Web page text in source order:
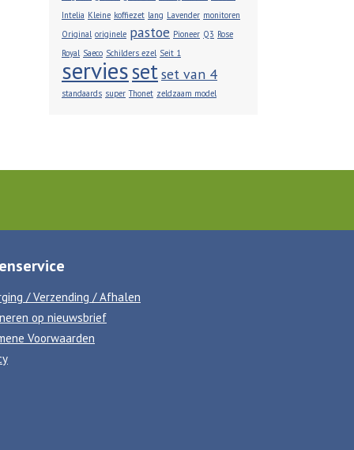
Intelia Kleine koffiezet lang Lavender monitoren
Original originele pastoe Pioneer Q3 Rose
Royal Saeco Schilders ezel Seit 1
serviessetset van 4
standaards super Thonet zeldzaam model
/ Verzending / Afhalen
op nieuwsbrief
Voorwaarden